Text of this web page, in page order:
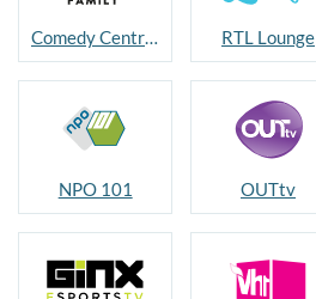
Comedy Central Family RTL Lounge
NPO 101 OUTtv